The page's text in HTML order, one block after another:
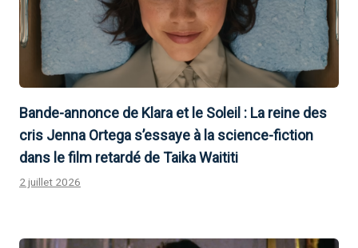
Bande-annonce de Klara et le Soleil : La reine des
cris Jenna Ortega s’essaye à la science-fiction
dans le film retardé de Taika Waititi
2 juillet 2026